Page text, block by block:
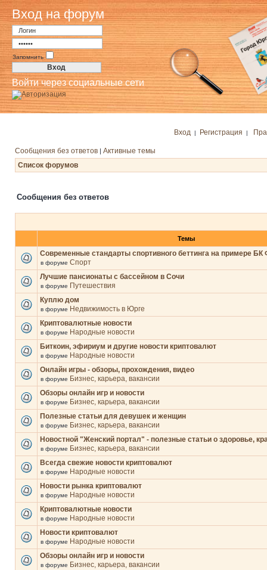
Вход на форум
Запомнить
Войти через социальные сети
Вход | Регистрация |
Сообщения без ответов | Активные темы
Список форумов
Сообщения без ответов
Темы
Современные стандарты спортивного беттинга на примере БК
в форуме Спорт
Лучшие пансионаты с бассейном в Сочи
в форуме Путешествия
Куплю дом
в форуме Недвижимость в Юрге
Криптовалютные новости
в форуме Народные новости
Биткоин, эфириум и другие новости криптовалют
в форуме Народные новости
Онлайн игры - обзоры, прохождения, видео
в форуме Бизнес, карьера, вакансии
Обзоры онлайн игр и новости
в форуме Бизнес, карьера, вакансии
Полезные статьи для девушек и женщин
в форуме Бизнес, карьера, вакансии
Новостной "Женский портал" - полезные статьи о здоровье,
в форуме Бизнес, карьера, вакансии
Всегда свежие новости криптовалют
в форуме Народные новости
Новости рынка криптовалют
в форуме Народные новости
Криптовалютные новости
в форуме Народные новости
Новости криптовалют
в форуме Народные новости
Обзоры онлайн игр и новости
в форуме Бизнес, карьера, вакансии